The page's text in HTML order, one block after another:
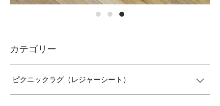
カテゴリー
ピクニックラグ（レジャーシート）